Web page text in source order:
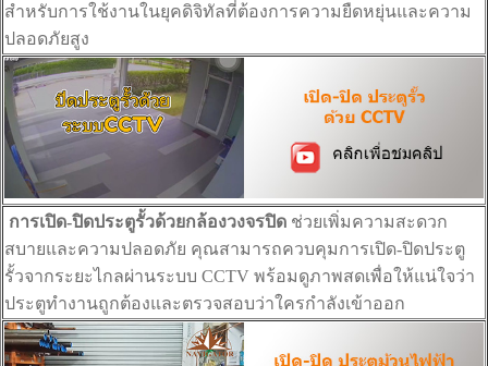
สำหรับการใช้งานในยุคดิจิทัลที่ต้องการความยืดหยุ่นและความ
ปลอดภัยสูง
การเปิด-ปิดประตูรั้วด้วยกล้องวงจรปิด ช่วยเพิ่มความสะดวก
สบายและความปลอดภัย คุณสามารถควบคุมการเปิด-ปิดประตู
รั้วจากระยะไกลผ่านระบบ CCTV พร้อมดูภาพสดเพื่อให้แน่ใจว่า
ประตูทำงานถูกต้องและตรวจสอบว่าใครกำลังเข้าออก